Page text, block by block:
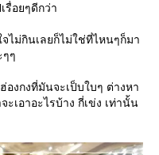
อยๆดีกว่า
ไม่กินเลยก็ไม่ใช่ที่ไหนๆก็มา
ๆๆ
องกงที่มันจะเป็บใบๆ ต่างหา
ะเอาอะไรบ้าง กี่เข่ง เท่านั้น